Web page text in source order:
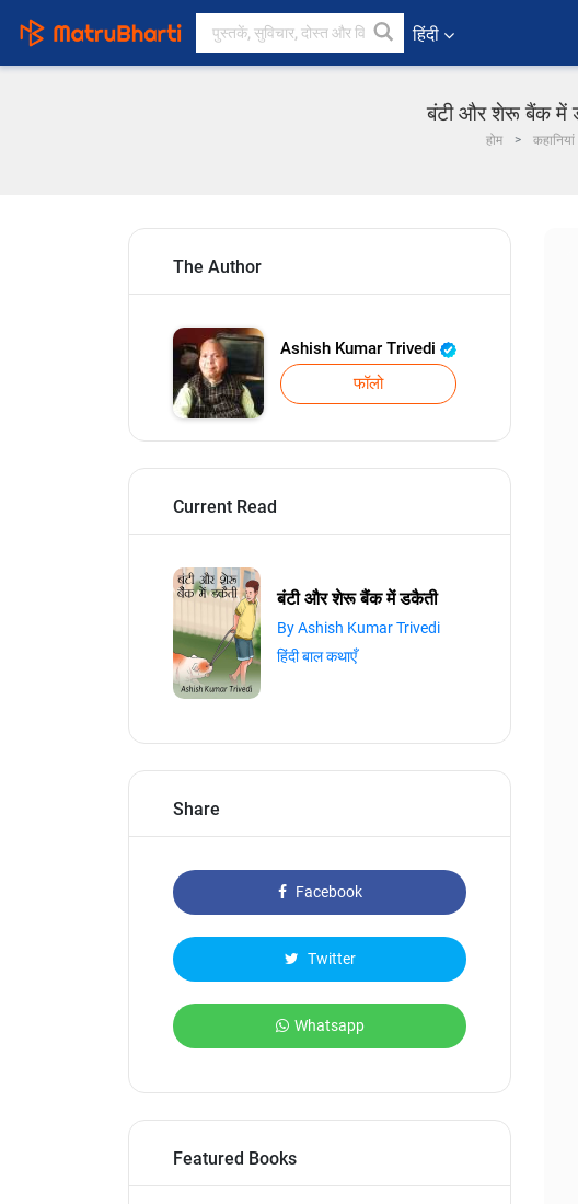
हिंदी
बंटी और शेरू बैंक में
होम कहानियां
The Author
Ashish Kumar Trivedi
फॉलो
Current Read
बंटी और शेरू बैंक में डकैती
By Ashish Kumar Trivedi
हिंदी बाल कथाएँ
Share
Facebook
Twitter
Whatsapp
Featured Books